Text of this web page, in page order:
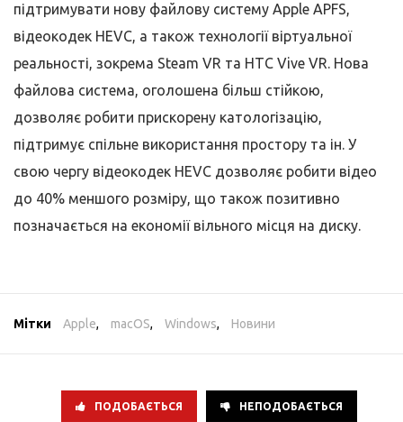
підтримувати нову файлову систему Apple APFS,
відеокодек HEVC, а також технології віртуальної
реальності, зокрема Steam VR та HTC Vive VR. Нова
файлова система, оголошена більш стійкою,
дозволяє робити прискорену катологізацію,
підтримує спільне використання простору та ін. У
свою чергу відеокодек HEVC дозволяє робити відео
до 40% меншого розміру, що також позитивно
позначається на економії вільного місця на диску.
Мітки Apple, macOS, Windows, Новини
ПОДОБАЄТЬСЯ НЕПОДОБАЄТЬСЯ